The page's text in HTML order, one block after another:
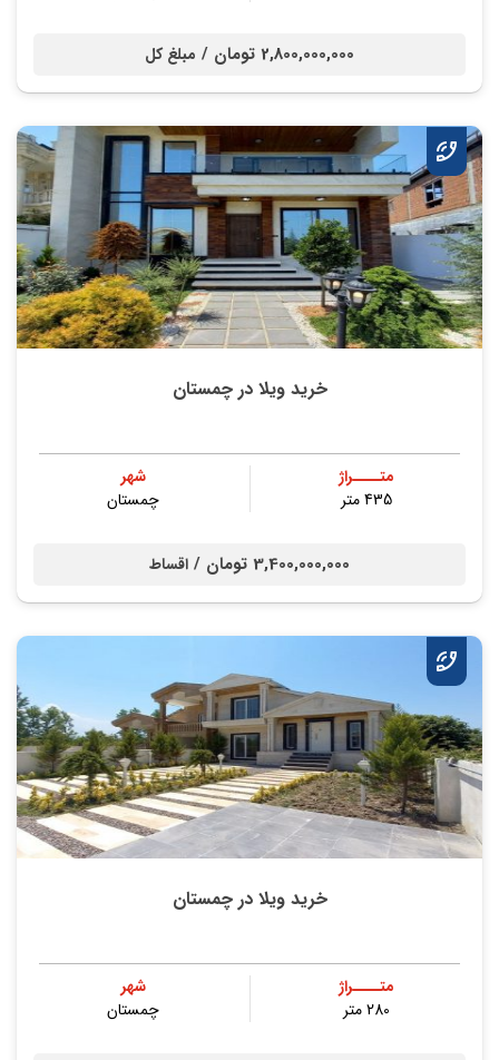
2,800,000,000 تومان / مبلغ کل
خرید ویلا در چمستان
متــــراژ
435 متر
شهر
چمستان
3,400,000,000 تومان / اقساط
خرید ویلا در چمستان
متــــراژ
280 متر
شهر
چمستان